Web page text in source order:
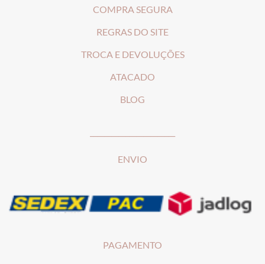
COMPRA SEGURA
REGRAS DO SITE
TROCA E DEVOLUÇÕES
ATACADO
BLOG
ENVIO
PAGAMENTO